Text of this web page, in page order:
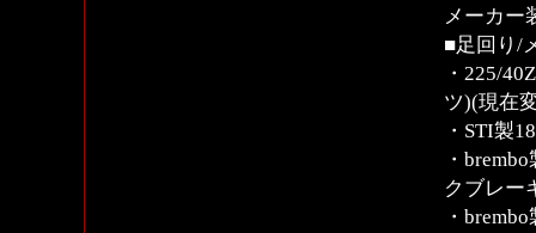
メーカ
■足回り/
・225/
ツ)(現在
・STI製
・
クブレー
・